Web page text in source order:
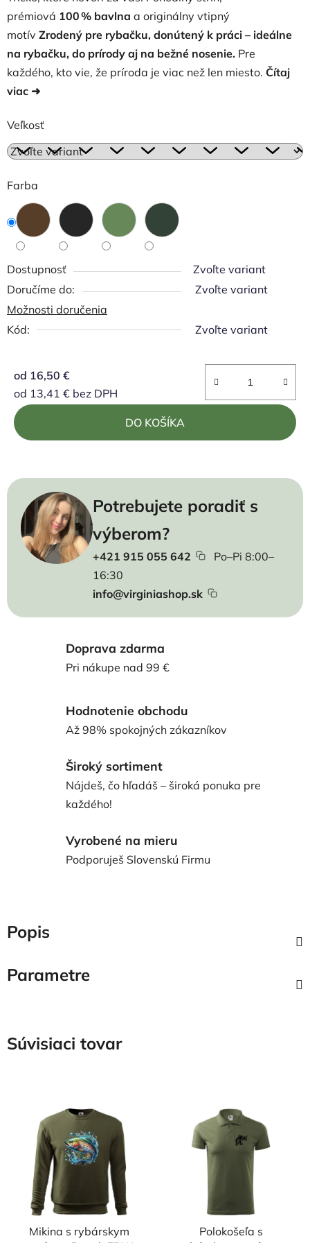
prémiová 100 % bavlna a originálny vtipný
motív Zrodený pre rybačku, donútený k práci – ideálne
na rybačku, do prírody aj na bežné nosenie. Pre
každého, kto vie, že príroda je viac než len miesto. Čítaj
viac ➜
Veľkosť
Farba
Dostupnosť
Zvoľte variant
Zvoľte variant
Možnosti doručenia
Kód:
Zvoľte variant
od 16,50 €
od 13,41 € bez DPH
Jednotková cena:
DO KOŠÍKA
Potrebujete poradiť s
výberom?
+421 915 055 642
Po–Pi 8:00–
16:30
info@virginiashop.sk
Doprava zdarma
Pri nákupe nad 99 €
Hodnotenie obchodu
Až 98% spokojných zákazníkov
Široký sortiment
Nájdeš, čo hľadáš – široká ponuka pre
každého!
Vyrobené na mieru
Podporuješ Slovenskú Firmu
Popis
Parametre
Súvisiaci tovar
Mikina s rybárskym
Polokošeľa s